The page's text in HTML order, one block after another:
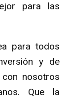
para las
para todos
y de
nosotros
Que la